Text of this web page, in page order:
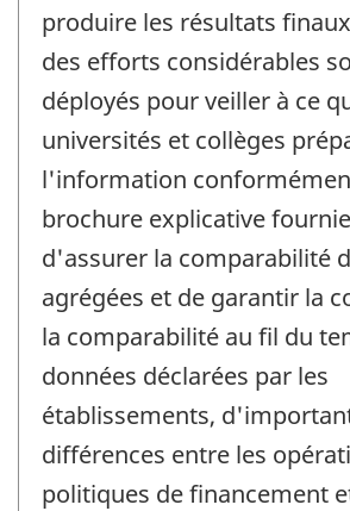
produire les résultats
des efforts considérables
déployés pour veiller à ce
universités et collèges
l'information
brochure explicative
d'assurer la comparabilité
agrégées et de garantir la
la comparabilité au fil du
données déclarées par les
établissements,
différences entre les
politiques de financement